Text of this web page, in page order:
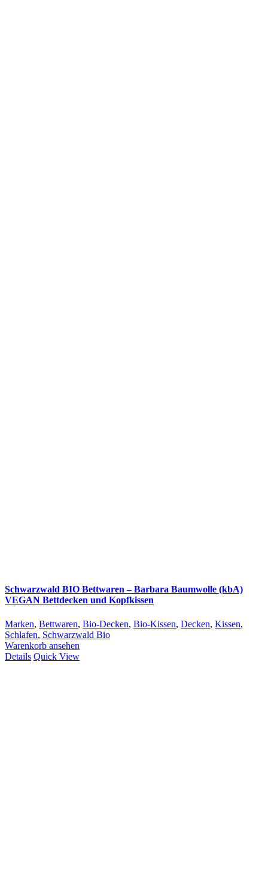
Schwarzwald BIO Bettwaren – Barbara Baumwolle (kbA)
VEGAN Bettdecken und Kopfkissen
Marken, Bettwaren, Bio-Decken, Bio-Kissen, Decken, Kissen,
Schlafen, Schwarzwald Bio
Warenkorb ansehen
Details Quick View